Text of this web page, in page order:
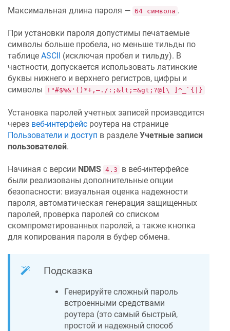
Максимальная длина пароля — 64 символа .
При установки пароля допустимы печатаемые
символы больше пробела, но меньше тильды по
таблице ASCII
(исключая пробел и тильду). В
частности, допускается использовать латинские
буквы нижнего и верхнего регистров, цифры и
символы
!"#$%&'()*+,—./:;&lt;=&gt;?@[\ ]^_`{|}
Установка паролей учетных записей производится
через веб-интерфейс роутера на странице
Пользователи и доступ в разделе Учетные записи
пользователей.
Начиная с версии NDMS 4.3
в веб-интерфейсе
были реализованы дополнительные опции
безопасности: визуальная оценка надежности
пароля, автоматическая генерация защищенных
паролей, проверка паролей со списком
скомпрометированных паролей, а также кнопка
для копирования пароля в буфер обмена.
Подсказка
Генерируйте сложный пароль
встроенными средствами
роутера (это самый быстрый,
простой и надежный способ